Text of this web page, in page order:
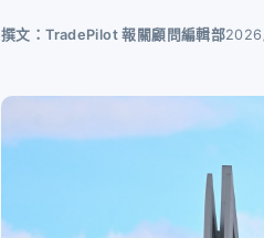
撰文：TradePilot 報關顧問編輯部